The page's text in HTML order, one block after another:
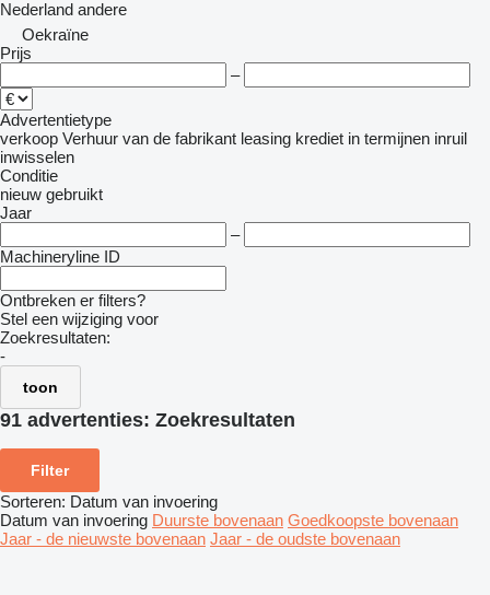
Nederland andere
Oekraïne
Prijs
–
Advertentietype
verkoop Verhuur van de fabrikant leasing krediet in termijnen inruil
inwisselen
Conditie
nieuw gebruikt
Jaar
–
Machineryline ID
Ontbreken er filters?
Stel een wijziging voor
Zoekresultaten:
-
toon
91 advertenties: Zoekresultaten
Filter
Sorteren: Datum van invoering
Datum van invoering Duurste bovenaan Goedkoopste bovenaan
Jaar - de nieuwste bovenaan Jaar - de oudste bovenaan